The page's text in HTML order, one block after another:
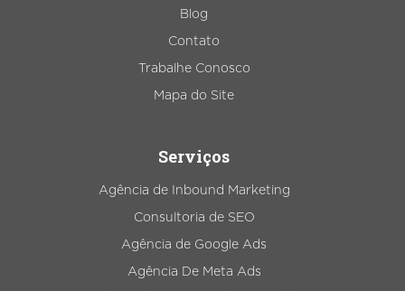
Blog
Contato
Trabalhe Conosco
Mapa do Site
Serviços
Agência de Inbound Marketing
Consultoria de SEO
Agência de Google Ads
Agência De Meta Ads